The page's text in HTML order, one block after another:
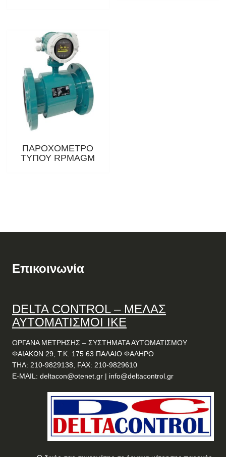
ΠΑΡΟΧΟΜΕΤΡΟ
ΤΥΠΟΥ RPMAGM
Επικοινωνία
DELTA CONTROL– ΜΕΛΑΣ
ΑΥΤΟΜΑΤΙΣΜΟΙ ΙΚΕ
ΟΡΓΑΝΑ ΜΕΤΡΗΣΗΣ – ΣΥΣΤΗΜΑΤΑ ΑΥΤΟΜΑΤΙΣΜΟΥ
ΦΑΙΑΚΩΝ 29, Τ.Κ. 175 63 ΠΑΛΑΙΟ ΦΑΛΗΡΟ
ΤΗΛ: 210-9829138, FAX: 210-9829610
E-MAIL: deltacon@otenet.gr| info@deltacontrol.gr